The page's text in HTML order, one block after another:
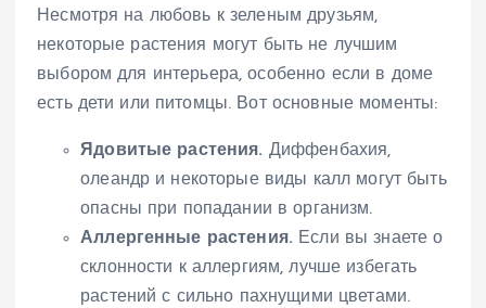
Несмотря на любовь к зеленым друзьям,
некоторые растения могут быть не лучшим
выбором для интерьера, особенно если в доме
есть дети или питомцы. Вот основные моменты:
Ядовитые растения. Диффенбахия,
олеандр и некоторые виды калл могут быть
опасны при попадании в организм.
Аллергенные растения. Если вы знаете о
склонности к аллергиям, лучше избегать
растений с сильно пахнущими цветами.